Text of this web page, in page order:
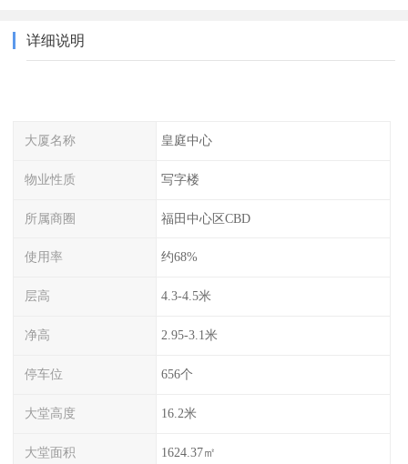
详细说明
大厦名称 皇庭中心
物业性质 写字楼
所属商圈 福田中心区CBD
使用率 约68%
层高 4.3-4.5米
净高 2.95-3.1米
停车位 656个
大堂高度 16.2米
大堂面积 1624.37㎡